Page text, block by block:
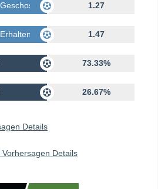
1.27
1.47
73.33%
26.67%
Details
Details